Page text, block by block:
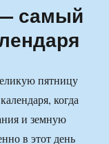
самый
пятницу
когда
и земную
в этот день